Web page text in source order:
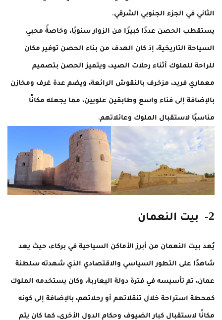
الثاني في الجزء الجنوبي الشرقي.
يستقطب الحصن عددًا كبيرًا من الزوار سنويًا، وخاصةً محبي
السياحة التاريخية، إذ كان الهدف من بناء الحصن توفير مكان
للراحة للملوك أثناء رحلات الصيد، ويتميز الحصن بتصميم
معماري فريد، مزخرف بالنقوش الرائعة، ويضم عدة غرف ومخازن
بالإضافة إلى فناء واسع وطابقين علويين، مما يجعله مكانًا
مناسبًا لاستقبال الملوك وعائلاتهم.
2- بيت النعمان
يُعد بيت النعمان من أبرز الأماكن السياحية في بركاء، حيث يعد
شاهدًا على التطور السياسي والاقتصادي الذي شهدته سلطنة
عمان، تم تأسيسه في فترة دولة اليعاربة، وكان يستخدمه الملوك
كمحطة استراحة خلال تنقلاتهم أو رحلاتهم، بالإضافة إلى كونه
مكانًا لاستقبال كبار الضيوف وحكام الدول الأخرى، كما كان يتم